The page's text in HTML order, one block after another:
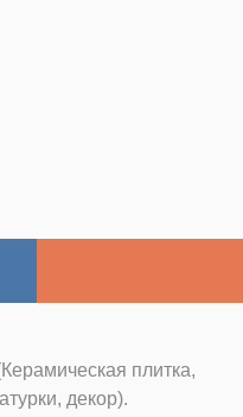
плитка,
декор).